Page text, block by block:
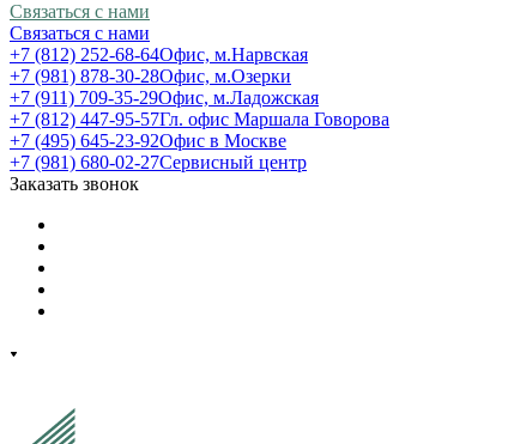
Связаться с нами
Связаться с нами
+7 (812) 252-68-64Офис, м.Нарвская
+7 (981) 878-30-28Офис, м.Озерки
+7 (911) 709-35-29Офис, м.Ладожская
+7 (812) 447-95-57Гл. офис Маршала Говорова
+7 (495) 645-23-92Офис в Москве
+7 (981) 680-02-27Сервисный центр
Заказать звонок